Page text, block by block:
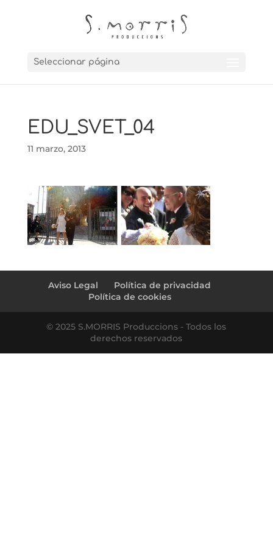
Seleccionar página
EDU_SVET_04
11 marzo, 2013
Aviso Legal
Política de privacidad
Política de cookies
© 2025 S.MORRIS Produccions - Todos los
derechos reservados